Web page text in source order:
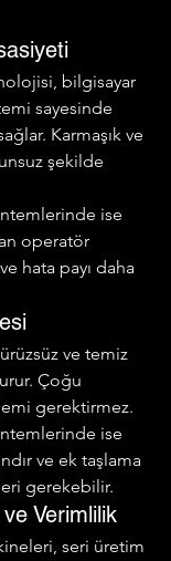
bilgisayar
sayesinde
Karmaşık ve
şekilde
ise
operatör
hata payı daha
ve temiz
Çoğu
gerektirmez.
ise
ve ek taşlama
gerekebilir.
ve Verimlilik
seri üretim